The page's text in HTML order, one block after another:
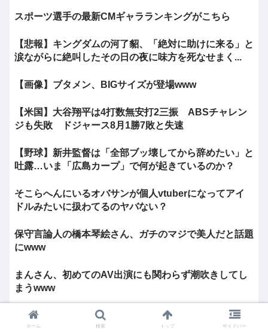
スポーツ選手の最新CMギャラランキングがこちら
【悲報】キングダムの河了貂、「絶対に助けに来る」と
涙ながらに絶叫したその日の夜に味方を死なせまく...
【画像】ブタメン、BIGサイズが登場www
【米国】大谷翔平は4打数無安打2三振 ABSチャレン
ジも失敗 ドジャース8月1勝7敗と失速
【野球】新井監督は「全部ブッ壊してから辞めたい」と
吐露…いま「広島カープ」で何が起きているのか？
そこらへんにいるオバサンが個人vtuberになってアイ
ドルみたいに扱わてるのヤバない？
保守言論人の橋本琴絵さん、ガチのマジで美人だと話題
にwww
まんさん、初めてのAV出演にも関わらず潮吹きしてし
まうwww
カープファン「チアガールを作って欲しい」12球団で
唯一ホームランガールのみ
ホーム 検索 トップ サイドバー